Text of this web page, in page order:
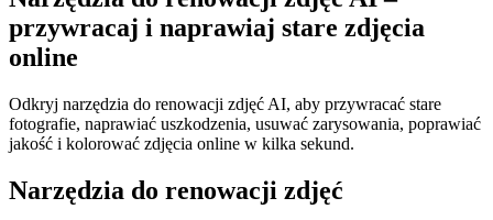
przywracaj i naprawiaj stare zdjęcia
online
Odkryj narzędzia do renowacji zdjęć AI, aby przywracać stare
fotografie, naprawiać uszkodzenia, usuwać zarysowania, poprawiać
jakość i kolorować zdjęcia online w kilka sekund.
Narzędzia do renowacji zdjęć